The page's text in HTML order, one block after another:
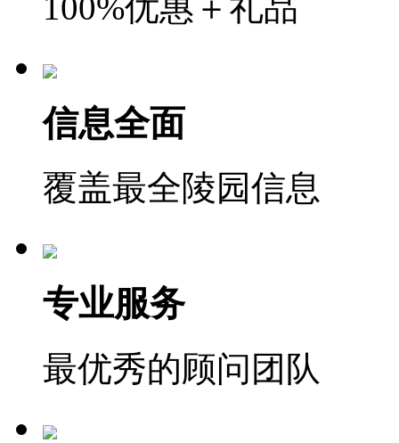
信息全面
覆盖最全陵园信息
专业服务
最优秀的顾问团队